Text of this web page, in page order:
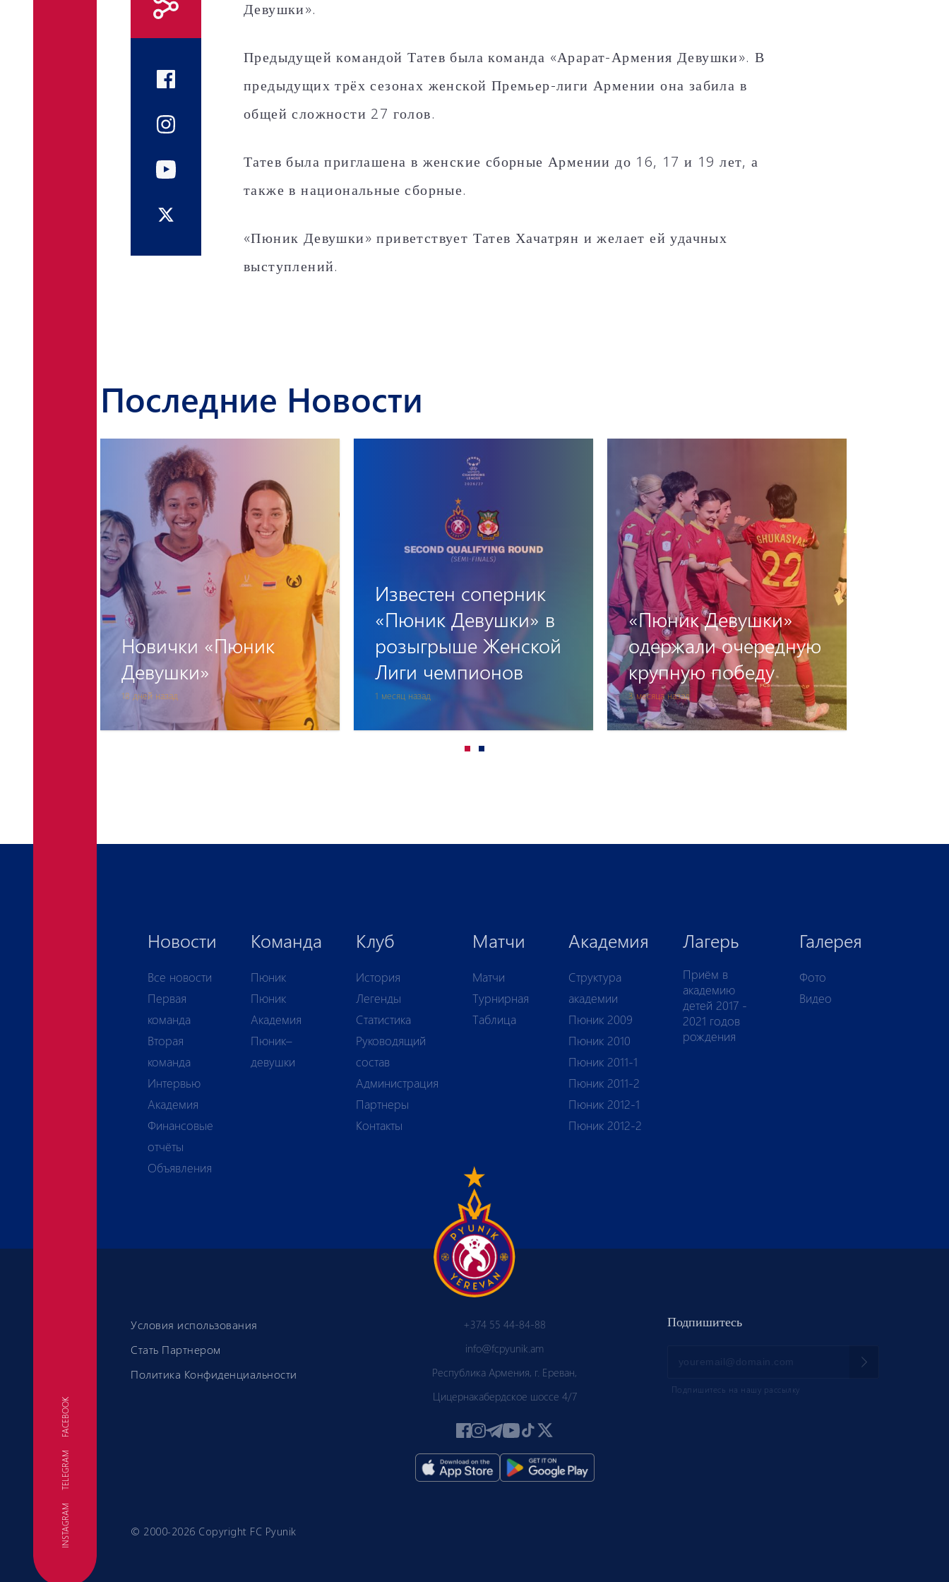
INSTAGRAM
TELEGRAM
FACEBOOK
ФК ПЮНИК
Девушки».
Предыдущей командой Татев была команда «Арарат-Армения Девушки». В
предыдущих трёх сезонах женской Премьер-лиги Армении она забила в
общей сложности 27 голов.
Татев была приглашена в женские сборные Армении до 16, 17 и 19 лет, а
также в национальные сборные.
«Пюник Девушки» приветствует Татев Хачатрян и желает ей удачных
выступлений.
Последние Новости
1 месяц назад
Известен соперник
«Пюник Девушки» в
розыгрыше Женской
Лиги чемпионов
3 месяца назад
«Пюник Девушки»
одержали очередную
крупную победу
3 месяца назад
Команде «Пюник
Девушки» вручили
чемпионский кубок
Новости
Все новости
Первая
команда
Вторая
команда
Интервью
Академия
Финансовые
отчёты
Объявления
Команда
Пюник
Пюник
Академия
Пюник–
девушки
Клуб
История
Легенды
Статистика
Руководящий
состав
Администрация
Партнеры
Контакты
Матчи
Матчи
Турнирная
Таблица
Академия
Структура
академии
Пюник 2009
Пюник 2010
Пюник 2011-1
Пюник 2011-2
Пюник 2012-1
Пюник 2012-2
Лагерь
Приём в
академию
детей 2017 -
2021 годов
рождения
Галерея
Фото
Видео
Условия использования
Стать Партнером
Политика Конфиденциальности
+374 55 44-84-88
info@fcpyunik.am
Республика Армения, г. Ереван,
Цицернакабердское шоссе 4/7
Подпишитесь
Подпишитесь на нашу рассылку
© 2000-2026 Copyright FC Pyunik